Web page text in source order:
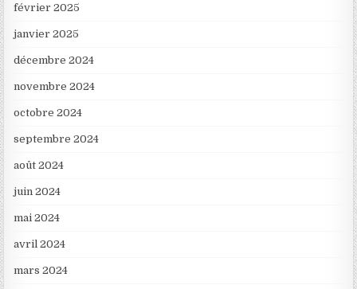
février 2025
janvier 2025
décembre 2024
novembre 2024
octobre 2024
septembre 2024
août 2024
juin 2024
mai 2024
avril 2024
mars 2024